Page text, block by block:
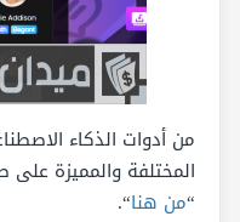
من أدوات الذكاء
المختلفة والمميزة
“من هنا“.